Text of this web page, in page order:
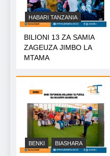
HABARI TANZANIA
BILIONI 13 ZA SAMIA
ZAGEUZA JIMBO LA
MTAMA
BENKI BIASHARA